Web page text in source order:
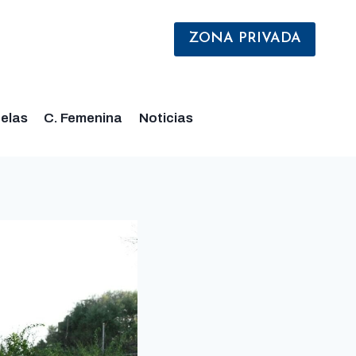
ZONA PRIVADA
C. Femenina Noticias